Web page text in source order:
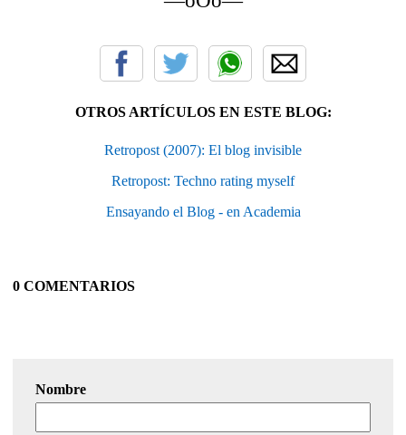
OTROS ARTÍCULOS EN ESTE BLOG:
Retropost (2007): El blog invisible
Retropost: Techno rating myself
Ensayando el Blog - en Academia
0 COMENTARIOS
Nombre